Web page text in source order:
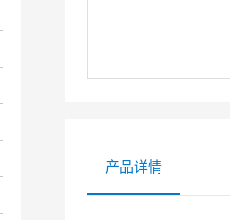
产品详情